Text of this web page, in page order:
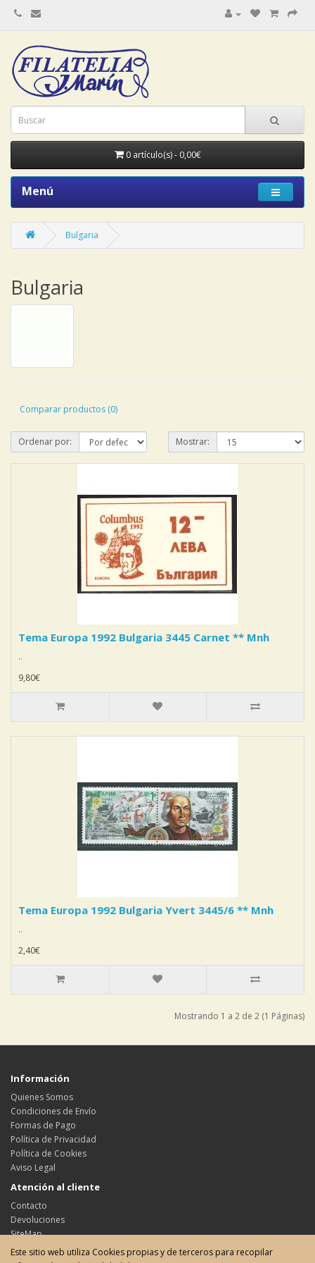
0 artículo(s) - 0,00€
Menú
Bulgaria
Bulgaria
Comparar productos (0)
Ordenar por: Mostrar:
Tema Europa 1992 Bulgaria 3445 Carnet ** Mnh
..
9,80€
Tema Europa 1992 Bulgaria Yvert 3445/6 ** Mnh
..
2,40€
Mostrando 1 a 2 de 2 (1 Páginas)
Información
Quienes Somos
Condiciones de Envío
Formas de Pago
Política de Privacidad
Política de Cookies
Aviso Legal
Atención al cliente
Contacto
Devoluciones
SiteMap
Su cuenta
Este sitio web utiliza Cookies propias y de terceros para recopilar